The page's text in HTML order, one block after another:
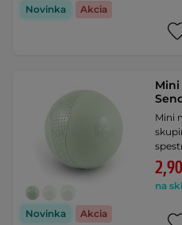
Novinka Akcia
Novinka Akcia
Mini
na